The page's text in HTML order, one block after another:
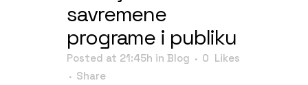
savremene
programe i publiku
Posted at 21:45h in Blog 0 Likes
Share